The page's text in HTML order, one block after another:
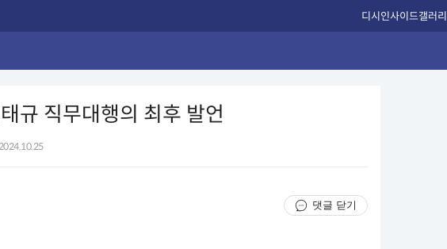
디시인사이드갤러리
규 직무대행의 최후 발언
댓글 닫기